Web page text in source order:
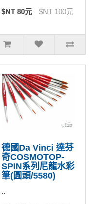
$NT 80元 $NT 100元
德國Da Vinci 達芬
奇COSMOTOP-
SPIN系列尼龍水彩
筆(圓頭/5580)
..